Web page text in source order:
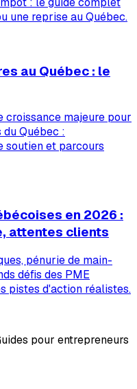
une reprise au Québec.
au Québec : le
croissance majeure pour
Québec :
soutien et parcours
en 2026 :
attentes clients
pénurie de main-
défis des PME
pistes d'action réalistes.
pour entrepreneurs